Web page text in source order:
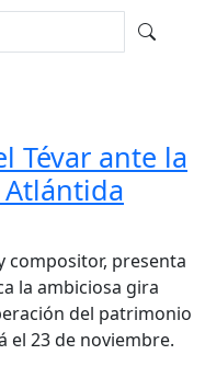
Tévar ante la
compositor, presenta
la ambiciosa gira
del patrimonio
el 23 de noviembre.